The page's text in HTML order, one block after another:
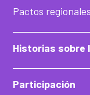
Pactos
Historias sobre
Participación